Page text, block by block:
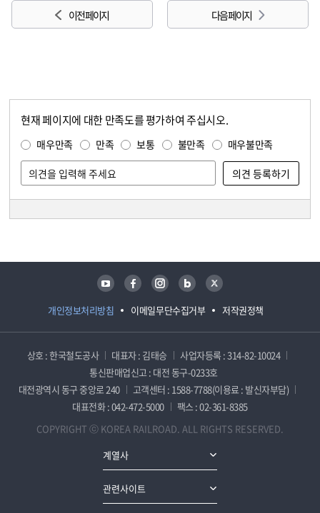
이전 페이지 다음 페이지
현재 페이지에 대한 만족도를 평가하여 주십시오.
매우만족 만족 보통 불만족 매우불만족
개인정보처리방침 이메일무단수집거부 저작권정책
유튜브 페이스북 인스타그램 블로그 트위터
상호 : 한국철도공사 대표자 : 김태승
사업자등록 : 314-82-10024
통신판매업신고 : 대전 동구-0233호
대전광역시 동구 중앙로 240
고객센터 : 1588-7788(이용료 : 발신자부담)
대표전화 : 042-472-5000
팩스 : 02-361-8385
COPYRIGHT ⓒ KOREA RAILROAD. ALL RIGHTS RESERVED.
계열사
관련사이트